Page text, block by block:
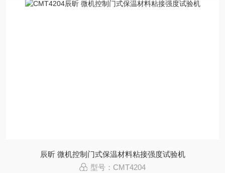
辰昕 微机控制门式保温材料粘接强度试验机
型号：CMT4204